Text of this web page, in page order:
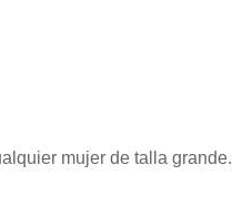
mujer de talla grande.